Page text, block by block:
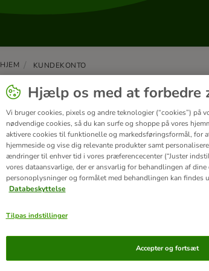
HJEM KUNDEKONTO
Rabatter og
Hvordan indløser jeg en rabatkode?
Læg produkterne i din indkøbskurv. Klik
kampagne- eller rabatkoden i feltet
Jeg kan ikke indløse min rabatkode
Hjælp os med at forbedre
Vi bruger cookies, pixels og andre teknologier (“cookies”) på
nødvendige cookies, så du kan surfe og shoppe på vores
aktivere cookies til funktionelle og markedsføringsformål, for
hjemmeside og vise dig relevante produkter samt
ændringer til enhver tid i vores præferencecenter (“Juster
vores dataansvarlige, der er ansvarlig for behandlingen af ​​dine
personoplysninger og formålet med behandlingen kan findes
Databeskyttelse
Tilpas indstillinger
Accepter og fortsæt